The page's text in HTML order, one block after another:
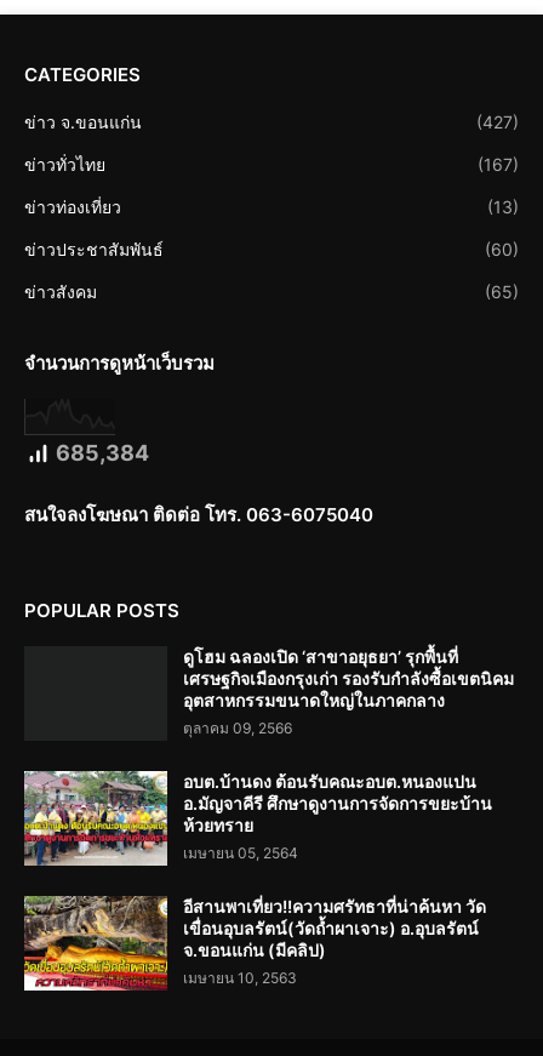
CATEGORIES
ข่าว จ.ขอนแก่น (427)
ข่าวทั่วไทย (167)
ข่าวท่องเที่ยว (13)
ข่าวประชาสัมพันธ์ (60)
ข่าวสังคม (65)
จำนวนการดูหน้าเว็บรวม
685,384
สนใจลงโฆษณา ติดต่อ โทร. 063-6075040
POPULAR POSTS
ดูโฮม ฉลองเปิด ‘สาขาอยุธยา’ รุกพื้นที่
เศรษฐกิจเมืองกรุงเก่า รองรับกำลังซื้อเขตนิคม
อุตสาหกรรมขนาดใหญ่ในภาคกลาง
ตุลาคม 09, 2566
อบต.บ้านดง ต้อนรับคณะอบต.หนองแปน
อ.มัญจาคีรี ศึกษาดูงานการจัดการขยะบ้าน
ห้วยทราย
เมษายน 05, 2564
อีสานพาเที่ยว!!ความศรัทธาที่น่าค้นหา วัด
เขื่อนอุบลรัตน์(วัดถ้ำผาเจาะ) อ.อุบลรัตน์
จ.ขอนแก่น (มีคลิป)
เมษายน 10, 2563